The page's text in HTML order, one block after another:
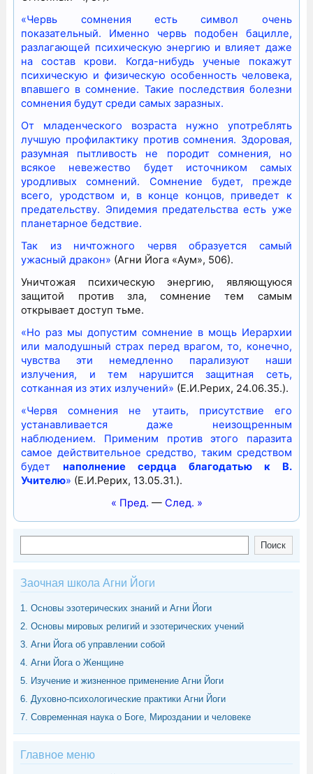
«Червь сомнения есть символ очень
показательный. Именно червь подобен бацилле,
разлагающей психическую энергию и влияет даже
на состав крови. Когда-нибудь ученые покажут
психическую и физическую особенность человека,
впавшего в сомнение. Такие последствия болезни
сомнения будут среди самых заразных.
От младенческого возраста нужно употреблять
лучшую профилактику против сомнения. Здоровая,
разумная пытливость не породит сомнения, но
всякое невежество будет источником самых
уродливых сомнений. Сомнение будет, прежде
всего, уродством и, в конце концов, приведет к
предательству. Эпидемия предательства есть уже
планетарное бедствие.
Так из ничтожного червя образуется самый
ужасный дракон» (Агни Йога «Аум», 506).
Уничтожая психическую энергию, являющуюся
защитой против зла, сомнение тем самым
открывает доступ тьме.
«Но раз мы допустим сомнение в мощь Иерархии
или малодушный страх перед врагом, то, конечно,
чувства эти немедленно парализуют наши
излучения, и тем нарушится защитная сеть,
сотканная из этих излучений» (Е.И.Рерих, 24.06.35.).
«Червя сомнения не утаить, присутствие его
устанавливается даже неизощренным
наблюдением. Применим против этого паразита
самое действительное средство, таким средством
будетнаполнение сердца благодатью к В.
Учителю» (Е.И.Рерих, 13.05.31.).
« Пред. — След. »
Поиск
Заочная школа Агни Йоги
1. Основы эзотерических знаний и Агни Йоги
2. Основы мировых религий и эзотерических учений
3. Агни Йога об управлении собой
4. Агни Йога о Женщине
5. Изучение и жизненное применение Агни Йоги
6. Духовно-психологические практики Агни Йоги
7. Современная наука о Боге, Мироздании и человеке
Главное меню